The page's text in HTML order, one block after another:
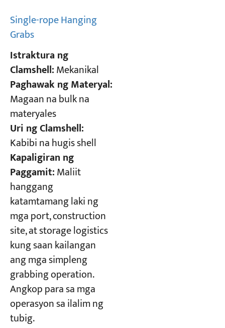
Single-rope Hanging
Grabs
Istraktura ng
Clamshell:Mekanikal
Paghawak ng Materyal:
Magaan na bulk na
materyales
Uri ng Clamshell:
Kabibi na hugis shell
Kapaligiran ng
Paggamit:Maliit
hanggang
katamtamang laki ng
mga port, construction
site, at storage logistics
kung saan kailangan
ang mga simpleng
grabbing operation.
Angkop para sa mga
operasyon sa ilalim ng
tubig.